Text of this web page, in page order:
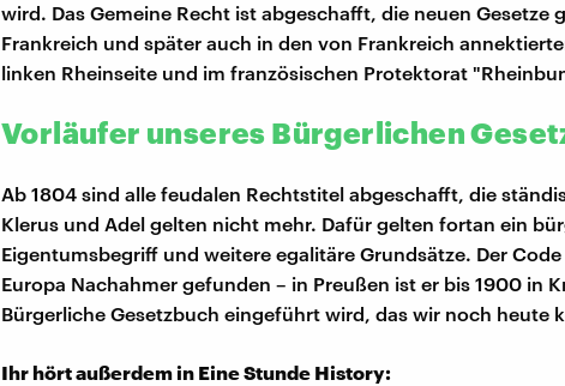
wird. Das Gemeine Recht ist abgeschafft, die neuen Gesetze
Frankreich und später auch in den von Frankreich
linken Rheinseite und im französischen Protektorat
Vorläufer unseres Bürgerlichen
Ab 1804 sind alle feudalen Rechtstitel abgeschafft, die
Klerus und Adel gelten nicht mehr. Dafür gelten fortan ein
Eigentumsbegriff und weitere egalitäre Grundsätze. Der
Europa Nachahmer gefunden – in Preußen ist er bis 1900 in
Bürgerliche Gesetzbuch eingeführt wird, das wir noch heute
Ihr hört außerdem in Eine Stunde History: